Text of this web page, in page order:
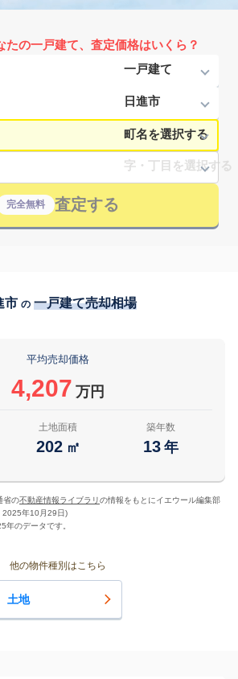
たの一戸建て、査定価格はいくら？
完全無料 査定する
市 の 一戸建て売却相場
平均売却価格
4,207 万円
土地面積
202 ㎡
築年数
13 年
省の不動産情報ライブラリの情報をもとにイエウール編集部
2025年10月29日)
年のデータです。
他の物件種別はこちら
土地